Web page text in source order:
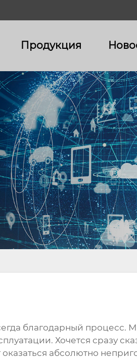
Продукция
благодарный
Хочется сразу
абсолютно